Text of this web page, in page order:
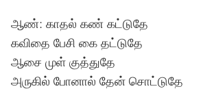
ஆண்: காதல் கண் கட்டுதே
கவிதை பேசி கை தட்டுதே
ஆசை முள் குத்துதே
அருகில் போனால் தேன் சொட்டுதே